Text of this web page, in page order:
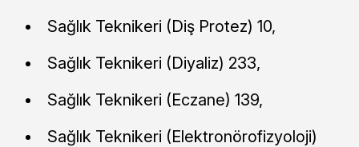
Sağlık Teknikeri (Diş Protez) 10,
Sağlık Teknikeri (Diyaliz) 233,
Sağlık Teknikeri (Eczane) 139,
Sağlık Teknikeri (Elektronörofizyoloji)